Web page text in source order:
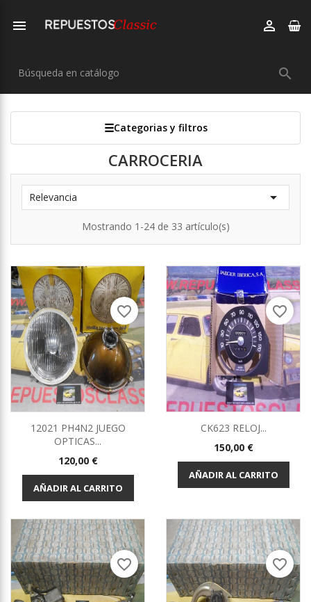
 

Categorias y filtros
CARROCERIA
Relevancia 
Mostrando 1-24 de 33 artículo(s)
12021 PH4N2 JUEGO
OPTICAS...
Precio
120,00 €
AÑADIR AL CARRITO
favorite_border
CK623 RELOJ...
Precio
150,00 €
AÑADIR AL CARRITO
favorite_border
favorite_border favorite_border